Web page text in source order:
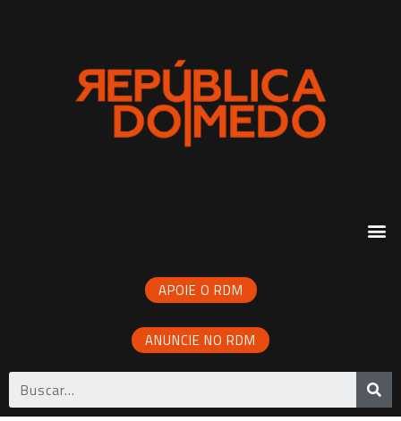
APOIE O RDM
ANUNCIE NO RDM